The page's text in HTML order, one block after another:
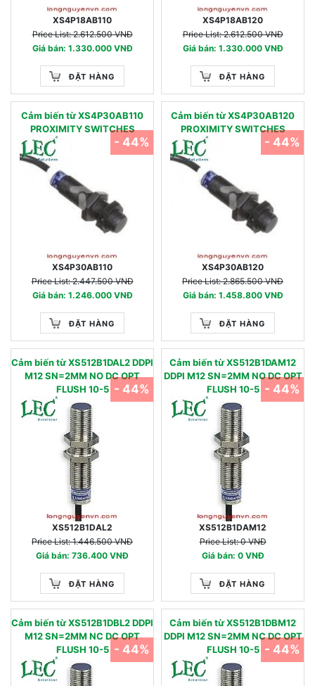
XS4P18AB110
Price List: 2.612.500 VNĐ
Giá bán: 1.330.000 VNĐ
ĐẶT HÀNG
XS4P18AB120
Price List: 2.612.500 VNĐ
Giá bán: 1.330.000 VNĐ
ĐẶT HÀNG
Cảm biến từ XS4P30AB110
PROXIMITY SWITCHES
XS4P30AB110
Price List: 2.447.500 VNĐ
Giá bán: 1.246.000 VNĐ
ĐẶT HÀNG
- 44%
Cảm biến từ XS4P30AB120
PROXIMITY SWITCHES
XS4P30AB120
Price List: 2.865.500 VNĐ
Giá bán: 1.458.800 VNĐ
ĐẶT HÀNG
- 44%
Cảm biến từ XS512B1DAL2 DDPI
M12 SN=2MM NO DC OPT
FLUSH 10-5
XS512B1DAL2
Price List: 1.446.500 VNĐ
Giá bán: 736.400 VNĐ
ĐẶT HÀNG
- 44%
Cảm biến từ XS512B1DAM12
DDPI M12 SN=2MM NO DC OPT
FLUSH 10-5
XS512B1DAM12
Price List: 0 VNĐ
Giá bán: 0 VNĐ
ĐẶT HÀNG
- 44%
Cảm biến từ XS512B1DBL2 DDPI
M12 SN=2MM NC DC OPT
FLUSH 10-5 - 44%
Cảm biến từ XS512B1DBM12
DDPI M12 SN=2MM NC DC OPT
FLUSH 10-5 - 44%